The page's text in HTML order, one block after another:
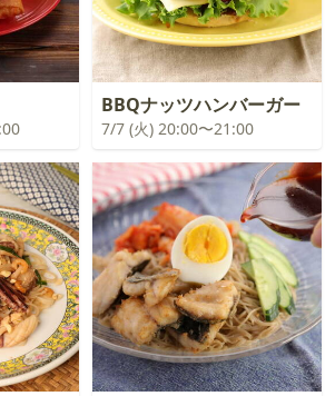
BBQナッツハンバーガー
7/7 (火) 20:00〜21:00